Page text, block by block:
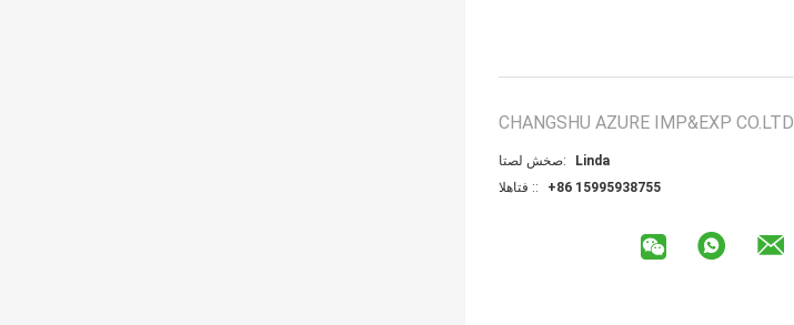
CHANGSHU AZURE IMP&EXP CO.LTD
اتصل شخص:
Linda
الهاتف ::
+86 15995938755